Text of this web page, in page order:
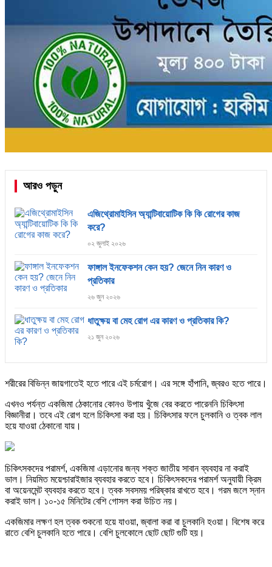
আরও পড়ুন
এজিথ্রোমাইসিন অ্যান্টিবায়োটিক কি কি রোগের কাজ
করে?
০২ জুলাই ২০২৬
ফাঙ্গাল ইনফেকশন কেন হয়? জেনে নিন কারণ ও
প্রতিকার
২৬ জুন ২০২৬
ধাতুক্ষয় বা মেহ রোগ এর কারণ ও প্রতিকার কি?
২১ জুন ২০২৬
শরীরের বিভিন্ন জায়গাতেই হতে পারে এই চর্মরোগ। এর সঙ্গে হাঁপানি, জ্বরও হতে পারে।
এখনও পর্যন্ত একজিমা ঠেকানোর কোনও উপায় খুঁজে বের করতে পারেননি চিকিৎসা
বিজ্ঞানীরা। তবে এই রোগ হলে চিকিৎসা করা হয়। চিকিৎসার ফলে চুলকানি ও ত্বক লাল
হয়ে যাওয়া ঠেকানো যায়।
চিকিৎসকদের পরামর্শ, একজিমা এড়ানোর জন্য শক্ত জাতীয় সাবান ব্যবহার না করাই
ভাল। নিয়মিত ময়েশ্চারাইজার ব্যবহার করতে হবে। চিকিৎসকদের পরামর্শ অনুযায়ী ক্রিম
বা অয়েনমেন্ট ব্যবহার করতে হবে। ত্বক সবসময় পরিষ্কার রাখতে হবে। গরম জলে স্নান
করাই ভাল। ১০-১৫ মিনিটের বেশি গোসল করা উচিত নয়।
একজিমার লক্ষণ হল ত্বক শুকনো হয়ে যাওয়া, জ্বালা করা বা চুলকানি হওয়া। বিশেষ করে
রাতে বেশি চুলকানি হতে পারে। বেশি চুলকোলে ছোট ছোট গুটি হয়।